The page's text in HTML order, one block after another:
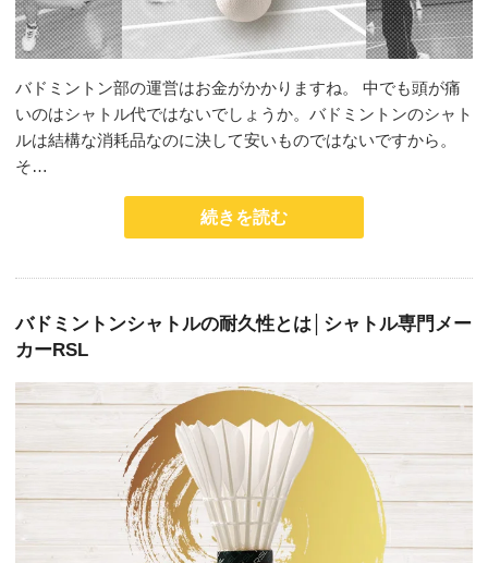
バドミントン部の運営はお金がかかりますね。 中でも頭が痛
いのはシャトル代ではないでしょうか。バドミントンのシャト
ルは結構な消耗品なのに決して安いものではないですから。
そ…
続きを読む
バドミントンシャトルの耐久性とは│シャトル専門メー
カーRSL